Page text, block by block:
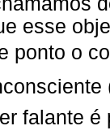
esse
ponto o
falante